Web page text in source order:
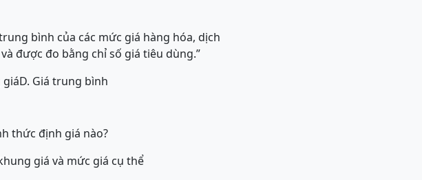
bình của các mức giá hàng hóa, dịch
được đo bằng chỉ số giá tiêu dùng.”
giáD. Giá trung bình
thức định giá nào?
giá và mức giá cụ thể